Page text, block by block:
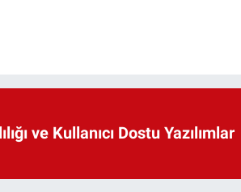
ve Kullanıcı Dostu Yazılımlar